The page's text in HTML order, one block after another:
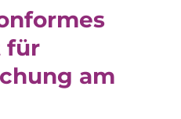
für
am